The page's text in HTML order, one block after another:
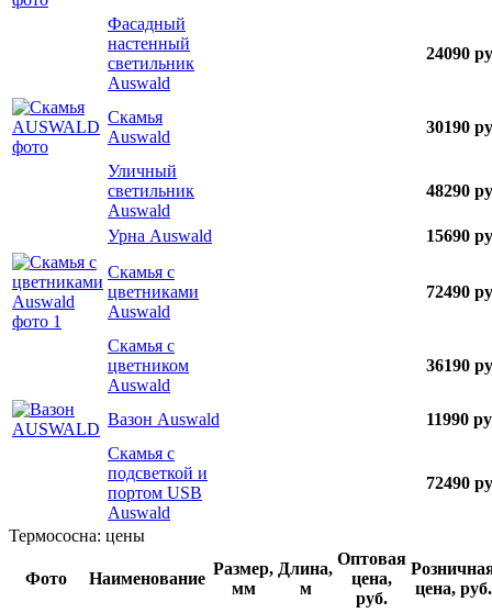
Фасадный
настенный
светильник
Auswald
24090
Скамья
Auswald
30190
Уличный
светильник
Auswald
48290
Урна Auswald
15690
Скамья с
цветниками
Auswald
72490
Скамья с
цветником
Auswald
36190
Вазон Auswald
11990
Скамья с
подсветкой и
портом USB
Auswald
72490
Термососна: цены
Фото Наименование
Размер,
мм
Длина,
м
Оптовая
цена,
руб.
цена, руб.